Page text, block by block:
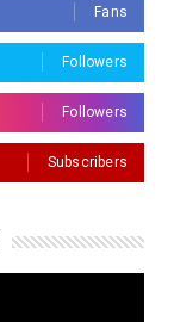
Fans
Followers
Followers
Subscribers